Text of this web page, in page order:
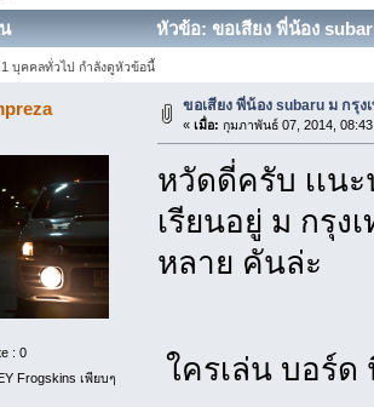
หัวข้อ: ขอเสียง พี่น้อง
บุคคลทั่วไป กำลังดูหัวข้อนี้
: 0
Frogskins เพียบๆ
ขอเสียง พี่น้อง subaru ม กรุง
« เมื่อ: กุมภาพันธ์ 07, 2014,
หวัดดี่ครับ เเ
เรียนอยู่ ม กรุง
หลาย คันล่ะ
ใครเล่น บอร์